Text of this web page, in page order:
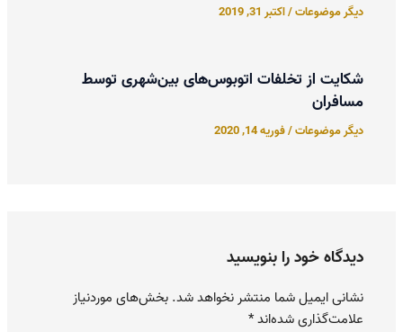
دیگر موضوعات/اکتبر 31, 2019
شکایت از تخلفات اتوبوس‌های بین‌شهری توسط
مسافران
دیگر موضوعات/فوریه 14, 2020
دیدگاه‌ خود را بنویسید
نشانی ایمیل شما منتشر نخواهد شد. بخش‌های موردنیاز
علامت‌گذاری شده‌اند*